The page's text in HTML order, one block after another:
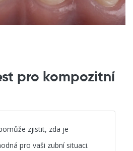
pro kompozitní
zjistit, zda je
pro vaši zubní situaci.